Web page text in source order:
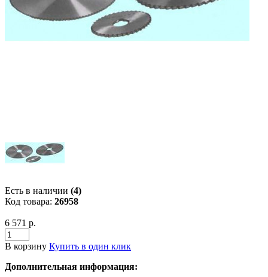
Есть в наличии (4)
Код товара: 26958
6 571 р.
В корзину Купить в один клик
Дополнительная информация: